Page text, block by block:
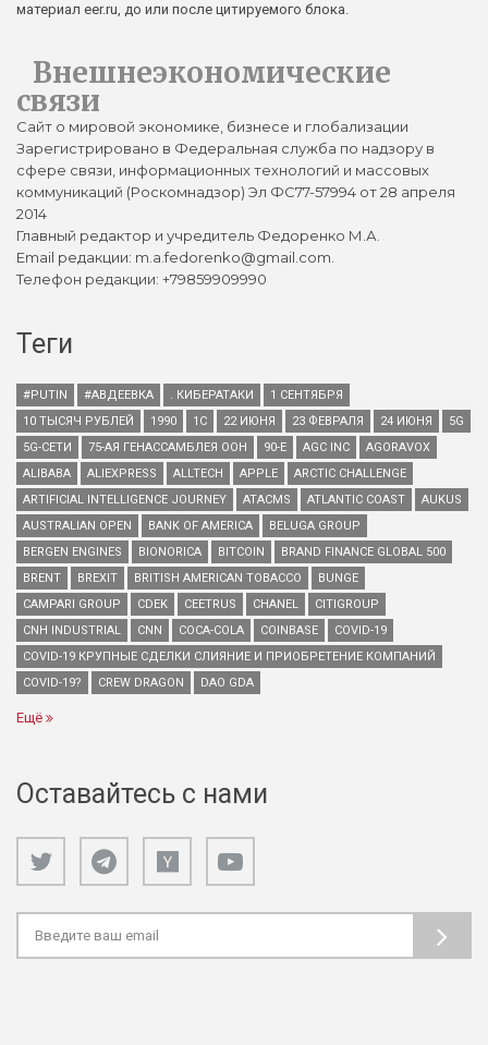
материал eer.ru, до или после цитируемого блока.
Внешнеэкономические
связи
Сайт о мировой экономике, бизнесе и глобализации
Зарегистрировано в Федеральная служба по надзору в
сфере связи, информационных технологий и массовых
коммуникаций (Роскомнадзор) Эл ФС77-57994 от 28 апреля
2014
Главный редактор и учредитель Федоренко М.А.
Email редакции: m.a.fedorenko@gmail.com.
Телефон редакции: +79859909990
Теги
#PUTIN #АВДЕЕВКА . КИБЕРАТАКИ
1 СЕНТЯБРЯ
10 ТЫСЯЧ РУБЛЕЙ
1990 1С 22 ИЮНЯ 23 ФЕВРАЛЯ 24 ИЮНЯ
5G
5G-СЕТИ
75-АЯ ГЕНАССАМБЛЕЯ ООН 90-Е AGC INC
AGORAVOX
ALIBABA
ALIEXPRESS ALLTECH APPLE
ARCTIC CHALLENGE
ARTIFICIAL INTELLIGENCE JOURNEY
ATACMS ATLANTIC COAST
AUKUS
AUSTRALIAN OPEN
BANK OF AMERICA
BELUGA GROUP
BERGEN ENGINES
BIONORICA BITCOIN
BRAND FINANCE GLOBAL 500
BRENT
BREXIT BRITISH AMERICAN TOBACCO
BUNGE
CAMPARI GROUP
CDEK CEETRUS CHANEL
CITIGROUP
CNH INDUSTRIAL
CNN COCA-COLA COINBASE
COVID-19
COVID-19 КРУПНЫЕ СДЕЛКИ СЛИЯНИЕ И ПРИОБРЕТЕНИЕ КОМПАНИЙ
COVID-19?
CREW DRAGON DAO GDA
Ещё
Оставайтесь с нами